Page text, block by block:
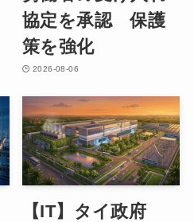
協定を承認 保護
策を強化
2026-08-06
【IT】タイ政府